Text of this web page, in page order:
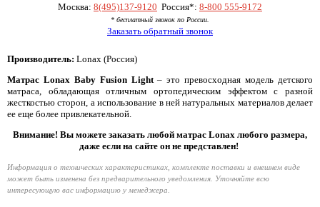
Москва: 8(495)137-9120 Россия*: 8-800 555-9172
* бесплатный звонок по России.
Заказать обратный звонок
Производитель: Lonax (Россия)
Матрас Lonax Baby Fusion Light– это превосходная модель детского
матраса, обладающая отличным ортопедическим эффектом с разной
жесткостью сторон, а использование в ней натуральных материалов делает
ее еще более привлекательной.
Внимание! Вы можете заказать любой матрас Lonax любого размера,
даже если на сайте он не представлен!
Информация о технических характеристиках, комплекте поставки и внешнем виде
может быть изменена без предварительного уведомления. Уточняйте всю
интересующую вас информацию у менеджера.